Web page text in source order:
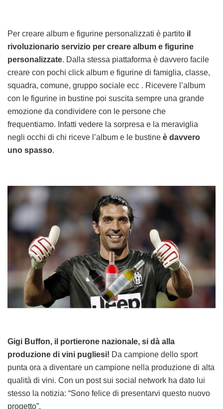
Per creare album e figurine personalizzati è partito il
rivoluzionario servizio per creare album e figurine
personalizzate. Dalla stessa piattaforma è davvero facile
creare con pochi click album e figurine di famiglia, classe,
squadra, comune, gruppo sociale ecc . Ricevere l’album
con le figurine in bustine poi suscita sempre una grande
emozione da condividere con le persone che
frequentiamo. Infatti vedere la sorpresa e la meraviglia
negli occhi di chi riceve l’album e le bustine è davvero
uno spasso.
Gigi Buffon, il portierone nazionale, si dà alla
produzione di vini pugliesi! Da campione dello sport
punta ora a diventare un campione nella produzione di alta
qualità di vini. Con un post sui social network ha dato lui
stesso la notizia: “Sono felice di presentarvi questo nuovo
progetto”.